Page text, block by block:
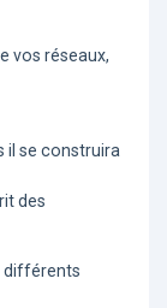
vos réseaux,
il se construira
des
différents